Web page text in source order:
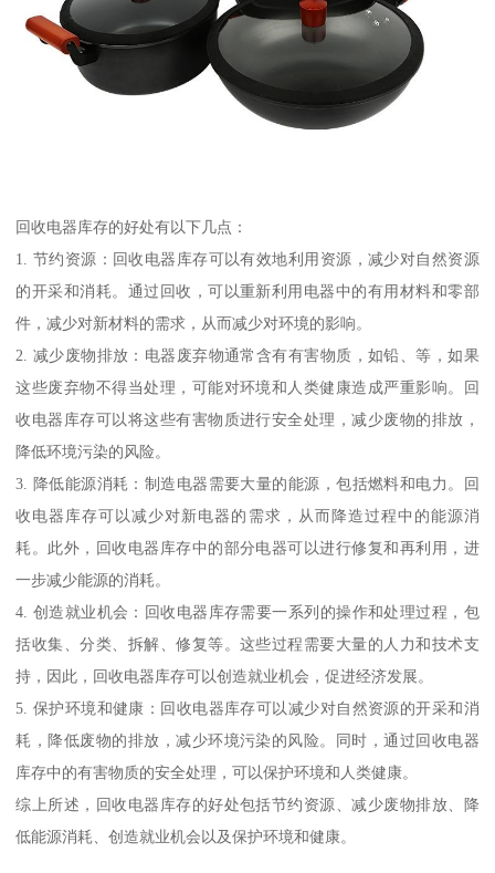
回收电器库存的好处有以下几点：
1. 节约资源：回收电器库存可以有效地利用资源，减少对自然资源
的开采和消耗。通过回收，可以重新利用电器中的有用材料和零部
件，减少对新材料的需求，从而减少对环境的影响。
2. 减少废物排放：电器废弃物通常含有有害物质，如铅、等，如果
这些废弃物不得当处理，可能对环境和人类健康造成严重影响。回
收电器库存可以将这些有害物质进行安全处理，减少废物的排放，
降低环境污染的风险。
3. 降低能源消耗：制造电器需要大量的能源，包括燃料和电力。回
收电器库存可以减少对新电器的需求，从而降造过程中的能源消
耗。此外，回收电器库存中的部分电器可以进行修复和再利用，进
一步减少能源的消耗。
4. 创造就业机会：回收电器库存需要一系列的操作和处理过程，包
括收集、分类、拆解、修复等。这些过程需要大量的人力和技术支
持，因此，回收电器库存可以创造就业机会，促进经济发展。
5. 保护环境和健康：回收电器库存可以减少对自然资源的开采和消
耗，降低废物的排放，减少环境污染的风险。同时，通过回收电器
库存中的有害物质的安全处理，可以保护环境和人类健康。
综上所述，回收电器库存的好处包括节约资源、减少废物排放、降
低能源消耗、创造就业机会以及保护环境和健康。